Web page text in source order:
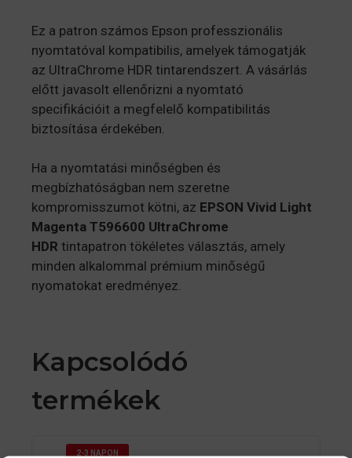
Ez a patron számos Epson professzionális
nyomtatóval kompatibilis, amelyek támogatják
az UltraChrome HDR tintarendszert. A vásárlás
előtt javasolt ellenőrizni a nyomtató
specifikációit a megfelelő kompatibilitás
biztosítása érdekében.
Ha a nyomtatási minőségben és
megbízhatóságban nem szeretne
kompromisszumot kötni, az EPSON Vivid Light
Magenta T596600 UltraChrome
HDR tintapatron tökéletes választás, amely
minden alkalommal prémium minőségű
nyomatokat eredményez.
Kapcsolódó
termékek
2-3 NAPON